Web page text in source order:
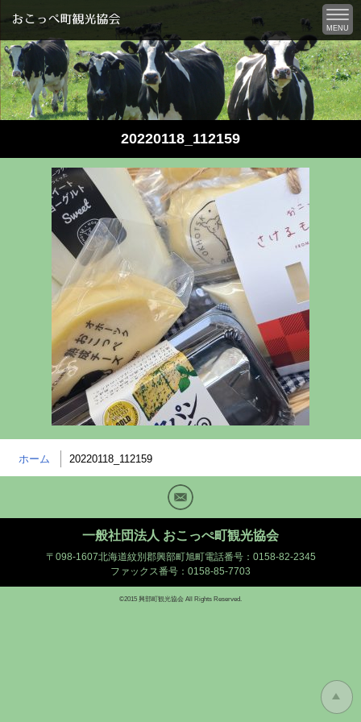
MENU
20220118_112159
ホーム 20220118_112159
Mail
一般社団法人 おこっぺ町観光協会
〒098-1607北海道紋別郡興部町旭町電話番号：0158-82-2345
ファックス番号：0158-85-7703
©2015 興部町観光協会 All Rights Reserved.